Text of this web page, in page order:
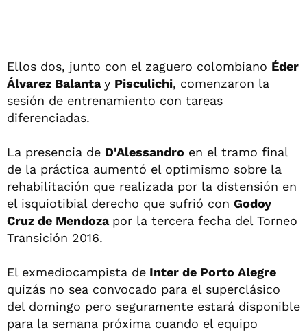
Ellos dos, junto con el zaguero colombiano Éder
Álvarez Balantay Pisculichi, comenzaron la
sesión de entrenamiento con tareas
diferenciadas.
La presencia de D'Alessandro en el tramo final
de la práctica aumentó el optimismo sobre la
rehabilitación que realizada por la distensión en
el isquiotibial derecho que sufrió con Godoy
Cruz de Mendoza por la tercera fecha del Torneo
Transición 2016.
El exmediocampista de Inter de Porto Alegre
quizás no sea convocado para el superclásico
del domingo pero seguramente estará disponible
para la semana próxima cuando el equipo